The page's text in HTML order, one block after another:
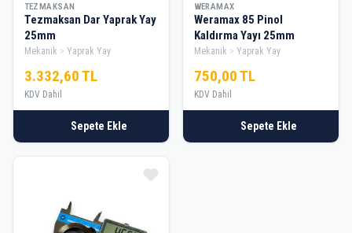
TEZMAKSAN
Tezmaksan Dar Yaprak Yay
25mm
Mekanik Yaprak Yay
3.332,60 TL
KDV Dahil
Sepete Ekle
WERAMAX
Weramax 85 Pinol
Kaldırma Yayı 25mm
Mekanik Yaprak Yay
750,00 TL
KDV Dahil
Sepete Ekle